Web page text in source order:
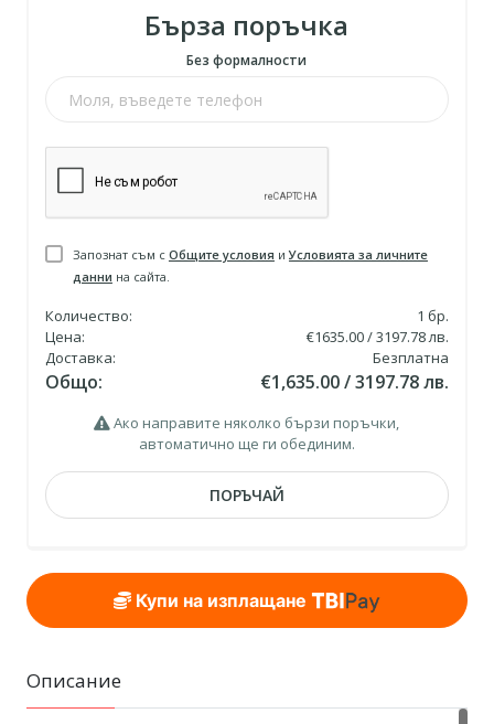
Бърза поръчка
Без формалности
Запознат съм с Общите условия иУсловията за личните
данни на сайта.
Количество: 1 бр.
Цена:
€1635.00 / 3197.78 лв.
Доставка:
Безплатна
Общо: €1,635.00 / 3197.78 лв.
Ако направите няколко бързи поръчки,
автоматично ще ги обединим.
ПОРЪЧАЙ
Купи на изплащане
Описание